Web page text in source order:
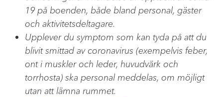
19 på boenden, både bland personal, gäster
och aktivitetsdeltagare.
Upplever du symptom som kan tyda på att du
blivit smittad av coronavirus (exempelvis feber,
ont i muskler och leder, huvudvärk och
torrhosta) ska personal meddelas, om möjligt
utan att lämna rummet.